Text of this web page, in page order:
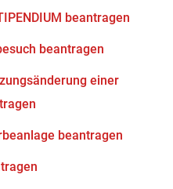
beantragen
beantragen
einer
beantragen